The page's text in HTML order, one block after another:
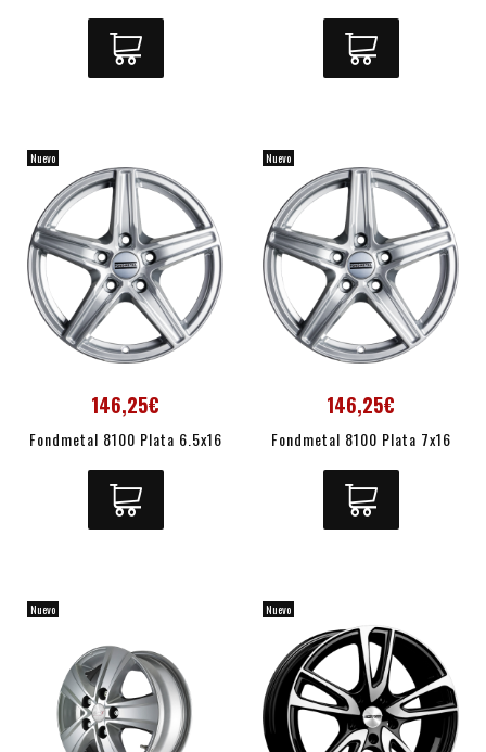
Nuevo
146,25€
Fondmetal 8100 Plata 6.5x16
Nuevo
146,25€
Fondmetal 8100 Plata 7x16
Nuevo Nuevo